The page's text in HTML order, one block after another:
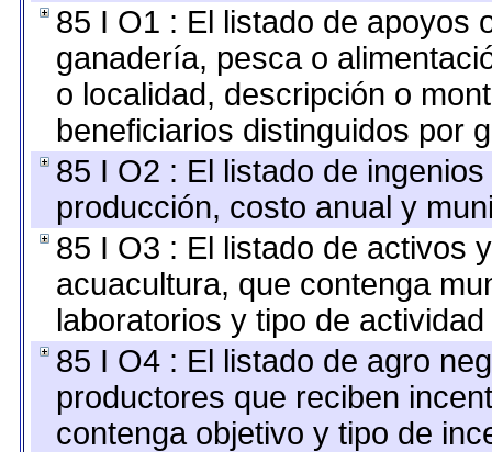
85 I O1 : El listado de apoyos
ganadería, pesca o
o localidad, descripción o
beneficiarios distinguidos por
85 I O2 : El listado de
producción, costo anual y
85 I O3 : El listado de activos
acuacultura, que contenga
laboratorios y tipo de actividad
85 I O4 : El listado de agro
productores que reciben
contenga objetivo y tipo de